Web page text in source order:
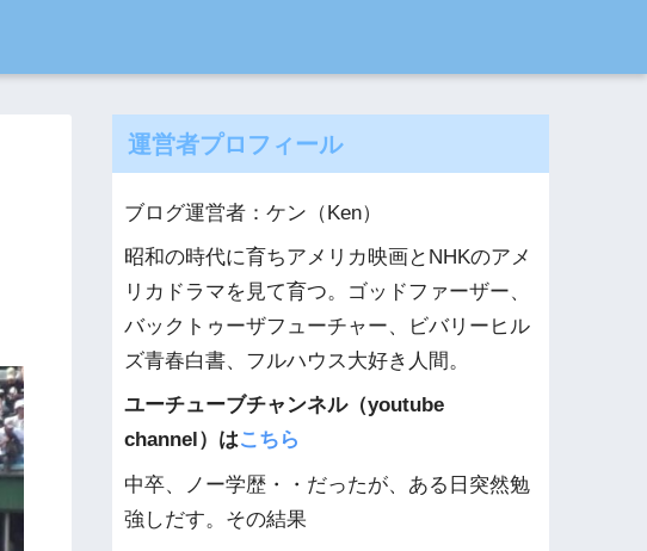
運営者プロフィール
ブログ運営者：ケン（Ken）
昭和の時代に育ちアメリカ映画とNHKのアメ
リカドラマを見て育つ。ゴッドファーザー、
バックトゥーザフューチャー、ビバリーヒル
ズ青春白書、フルハウス大好き人間。
ユーチューブチャンネル（youtube
channel）はこちら
中卒、ノー学歴・・だったが、ある日突然勉
強しだす。その結果